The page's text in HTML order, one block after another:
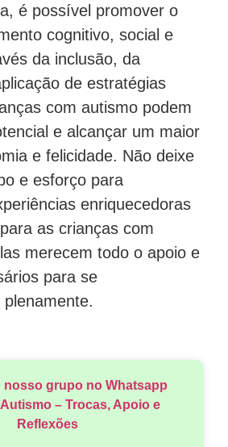
é possível promover o
cognitivo, social e
da inclusão, da
de estratégias
com autismo podem
e alcançar um maior
e felicidade. Não deixe
e esforço para
enriquecedoras
as crianças com
merecem todo o apoio e
para se
nosso grupo no Whatsapp
– Trocas, Apoio e
Reflexões